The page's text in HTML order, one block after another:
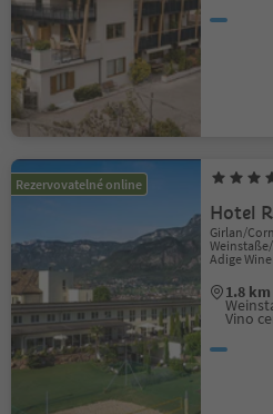
Rezervovatelné online
Hotel
Girlan/
Adige
1.8 km
Vino